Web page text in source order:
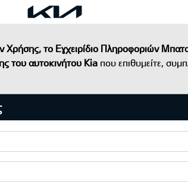
Χρήσης, το Εγχειρίδιο Πληροφοριών
του αυτοκινήτου Kia που επιθυμείτε,